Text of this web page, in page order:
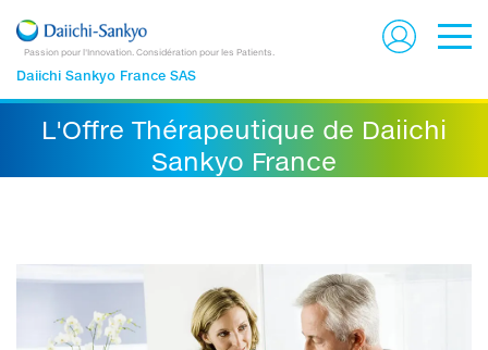
Passion pour l'Innovation. Considération pour les Patients.
Daiichi Sankyo France SAS
L'Offre Thérapeutique de Daiichi
Sankyo France